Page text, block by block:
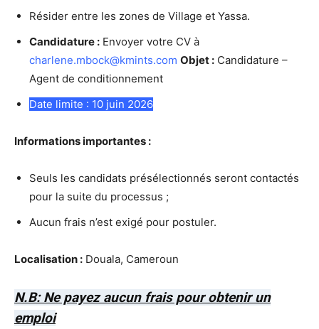
Résider entre les zones de Village et Yassa.
Candidature : Envoyer votre CV à
charlene.mbock@kmints.com Objet : Candidature –
Agent de conditionnement
Date limite : 10 juin 2026
Informations importantes :
Seuls les candidats présélectionnés seront contactés
pour la suite du processus ;
Aucun frais n’est exigé pour postuler.
Localisation : Douala, Cameroun
N.B: Ne payez aucun frais pour obtenir un
emploi